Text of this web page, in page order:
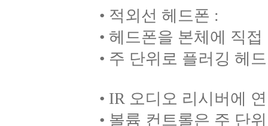
• 적외선 헤드폰 :
• 헤드폰을 본체에 직
• 주 단위로 플러깅 헤
• IR 오디오 리시버에
• 볼륨 컨트롤은 주 단